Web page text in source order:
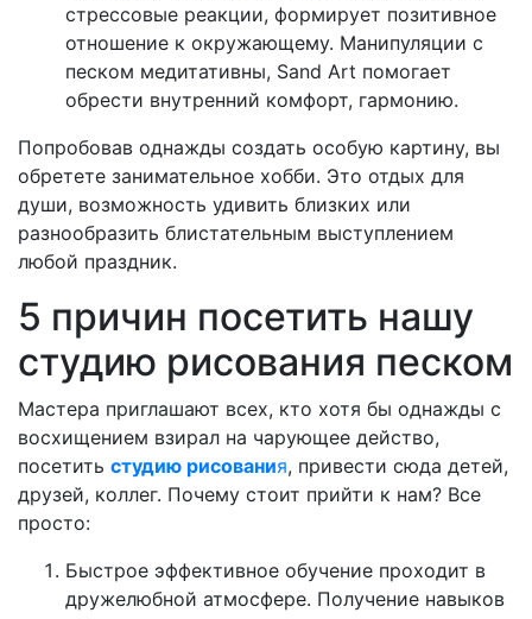
стрессовые реакции, формирует позитивное
отношение к окружающему. Манипуляции с
песком медитативны, Sand Art помогает
обрести внутренний комфорт, гармонию.
Попробовав однажды создать особую картину, вы
обретете занимательное хобби. Это отдых для
души, возможность удивить близких или
разнообразить блистательным выступлением
любой праздник.
5 причин посетить нашу
студию рисования песком
Мастера приглашают всех, кто хотя бы однажды с
восхищением взирал на чарующее действо,
посетить студию рисования, привести сюда детей,
друзей, коллег. Почему стоит прийти к нам? Все
просто:
Быстрое эффективное обучение проходит в
дружелюбной атмосфере. Получение навыков